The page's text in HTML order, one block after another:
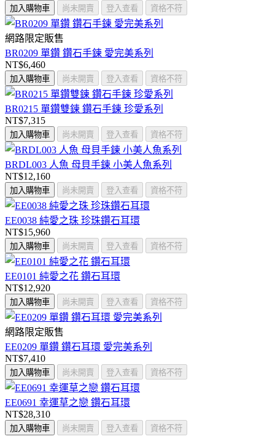
加入購物車 尚未開賣 登入查看 資格不符
網路限定販售
BR0209 單鑽 鑽石手鍊 愛完美系列
NT$6,460
加入購物車 尚未開賣 登入查看 資格不符
BR0215 單鑽雙鍊 鑽石手鍊 珍愛系列
NT$7,315
加入購物車 尚未開賣 登入查看 資格不符
BRDL003 人魚 母貝手鍊 小美人魚系列
NT$12,160
加入購物車 尚未開賣 登入查看 資格不符
EE0038 純愛之珠 珍珠鑽石耳環
NT$15,960
加入購物車 尚未開賣 登入查看 資格不符
EE0101 純愛之花 鑽石耳環
NT$12,920
加入購物車 尚未開賣 登入查看 資格不符
網路限定販售
EE0209 單鑽 鑽石耳環 愛完美系列
NT$7,410
加入購物車 尚未開賣 登入查看 資格不符
EE0691 幸運草之戀 鑽石耳環
NT$28,310
加入購物車 尚未開賣 登入查看 資格不符